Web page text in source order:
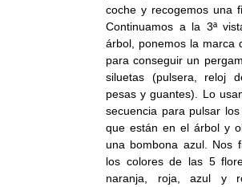
coche y recogemos una
Continuamos a la 3ª
árbol, ponemos la marca
para conseguir un
siluetas (pulsera, reloj
pesas y guantes). Lo
secuencia para pulsar
que están en el árbol y
una bombona azul. Nos
los colores de las 5
naranja, roja, azul y